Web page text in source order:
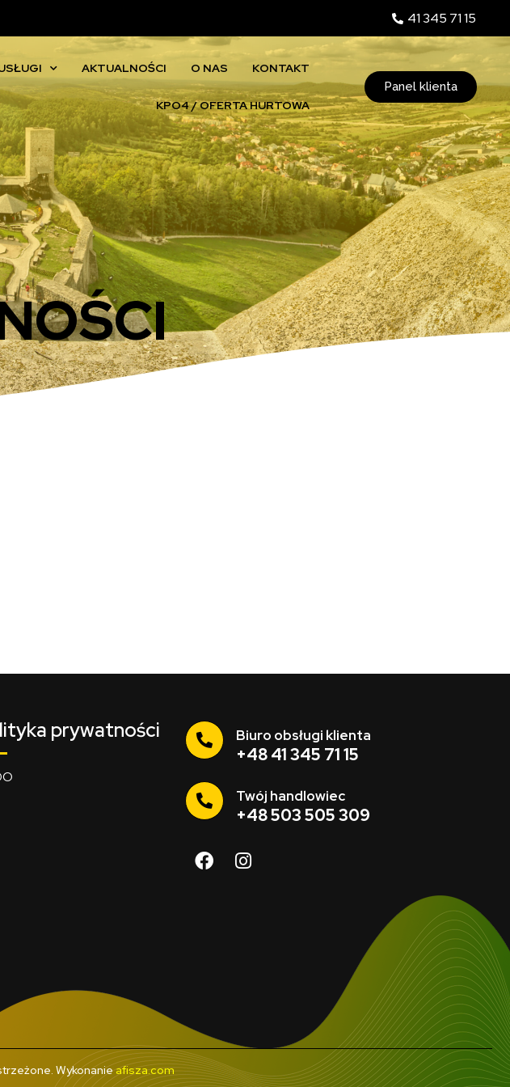
41 345 71 15
AKTUALNOŚCI O NAS KONTAKT
KPO4 / OFERTA HURTOWA
Panel klienta
prywatności Biuro obsługi klienta
+48 41 345 71 15
Twój handlowiec
+48 503 505 309
Wykonanieafisza.com